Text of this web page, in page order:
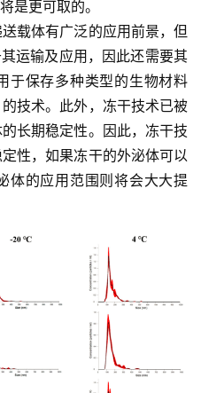
更可取的。
载体有广泛的应用前景，但
运输及应用，因此还需要其
于保存多种类型的生物材料
技术。此外，冻干技术已被
长期稳定性。因此，冻干技
性，如果冻干的外泌体可以
体的应用范围则将会大大提